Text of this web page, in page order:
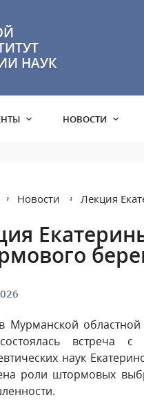
НАУК
НОВОСТИ
Новости Лекция
Мурманской
встреча
наук
роли штормовых